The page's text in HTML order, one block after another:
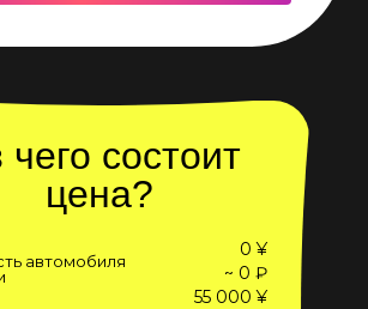
чего состоит
цена?
автомобиля
0 ¥
~ 0 ₽
55 000 ¥